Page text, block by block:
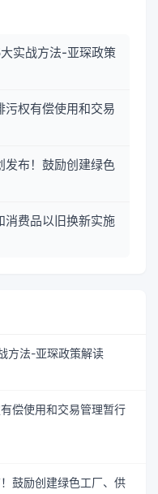
实战方法-亚琛政策
污权有偿使用和交易
发布！鼓励创建绿色
消费品以旧换新实施
方法-亚琛政策解读
偿使用和交易管理暂行
鼓励创建绿色工厂、供